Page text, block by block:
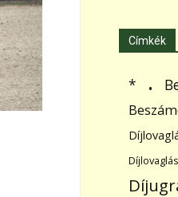
Címkék
* .